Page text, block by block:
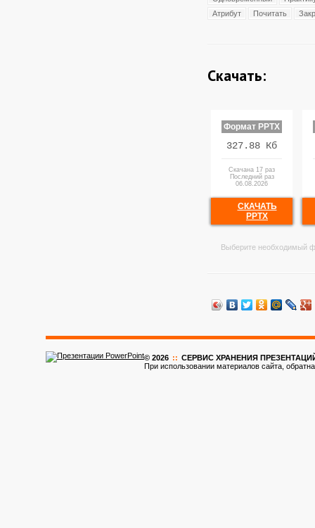
Атрибут
Почитать
Скачать:
Формат PPTX
327.88 Кб
Скачана 17 раз
Последний раз
06.08.2026
СКАЧАТЬ
PPTX
Выберите необходимый
© 2026 :: CЕРВИС ХРАНЕНИЯ ПРЕЗЕНТАЦИЙ
При использовании материалов сайта,